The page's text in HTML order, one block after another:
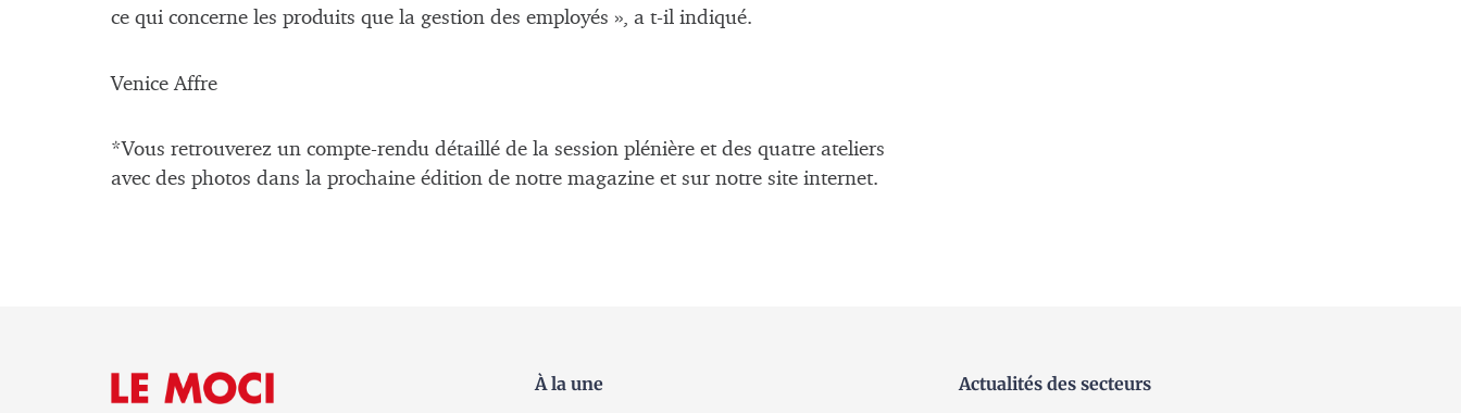
ce qui concerne les produits que la gestion des employés », a t-il indiqué.
Venice Affre
*Vous retrouverez un compte-rendu détaillé de la session plénière et des quatre ateliers
avec des photos dans la prochaine édition de notre magazine et sur notre site internet.
À la une Actualités des secteurs